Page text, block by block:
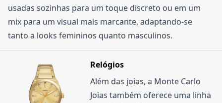
usadas sozinhas para um toque discreto ou em um
mix para um visual mais marcante, adaptando-se
tanto a looks femininos quanto masculinos.
Relógios
Além das joias, a Monte Carlo
Joias também oferece uma linha